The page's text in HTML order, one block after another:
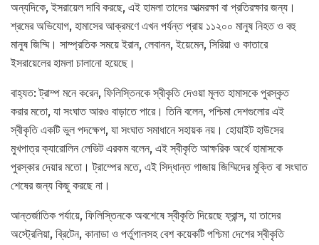
অন্যদিকে, ইসরায়েল দাবি করছে, এই হামলা তাদের আত্মরক্ষা বা প্রতিরক্ষার জন্য।
শ্রমের অভিযোগ, হামাসের আক্রমণে এখন পর্যন্ত প্রায় ১১২০০ মানুষ নিহত ও বহু
মানুষ জিম্মি। সাম্প্রতিক সময়ে ইরান, লেবানন, ইয়েমেন, সিরিয়া ও কাতারে
ইসরায়েলের হামলা চালানো হয়েছে।
বাহ্যত: ট্রাম্প মনে করেন, ফিলিস্তিনকে স্বীকৃতি দেওয়া মূলত হামাসকে পুরস্কৃত
করার মতো, যা সংঘাত আরও বাড়াতে পারে। তিনি বলেন, পশ্চিমা দেশগুলোর এই
স্বীকৃতি একটি ভুল পদক্ষেপ, যা সংঘাত সমাধানে সহায়ক নয়। হোয়াইট হাউসের
মুখপাত্র ক্যারোলিন লেভিট এরকম বলেন, এই স্বীকৃতি আক্ষরিক অর্থে হামাসকে
পুরস্কার দেয়ার মতো। ট্রাম্পের মতে, এই সিদ্ধান্ত গাজায় জিম্মিদের মুক্তি বা সংঘাত
শেষের জন্য কিছু করছে না।
আন্তর্জাতিক পর্যায়ে, ফিলিস্তিনকে অবশেষে স্বীকৃতি দিয়েছে ফ্রান্স, যা তাদের
অস্ট্রেলিয়া, ব্রিটেন, কানাডা ও পর্তুগালসহ বেশ কয়েকটি পশ্চিমা দেশের স্বীকৃতি